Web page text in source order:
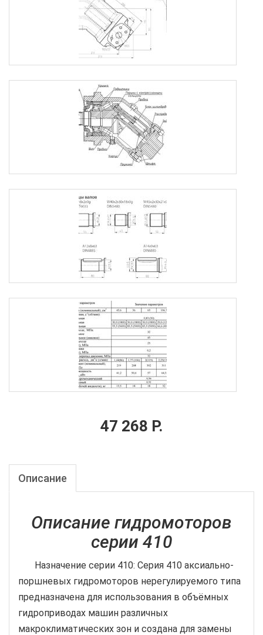
47 268 Р.
Описание
Описание гидромоторов
серии 410
Назначение серии 410: Серия 410 аксиально-
поршневых гидромоторов нерегулируемого типа
предназначена для использования в объёмных
гидроприводах машин различных
макроклиматических зон и создана для замены